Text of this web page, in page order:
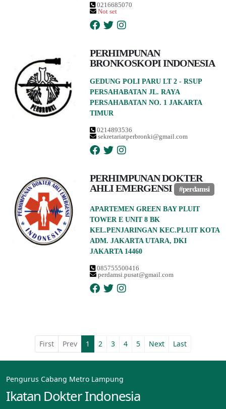
0216685070
Not set
PERHIMPUNAN
BRONKOSKOPI INDONESIA
GEDUNG POLI PARU LT 2 - RSUP
PERSAHABATAN JL. RAYA
PERSAHABATAN NO. 1 JAKARTA
TIMUR
0214893536
sekretariatperbronki@gmail.com
PERHIMPUNAN DOKTER
AHLI EMERGENSI
#perdamsi
APARTEMEN GREEN BAY PLUIT
TOWER E UNIT 8 BK
KEL.PENJARINGAN KEC.PLUIT KOTA
ADM. JAKARTA UTARA, DKI
JAKARTA 14460
085755500416
perdamsi.pusat@gmail.com
First Prev 1 2 3 4 5 Next Last
Pengurus Cabang Metro Lampung
Ikatan Dokter Indonesia